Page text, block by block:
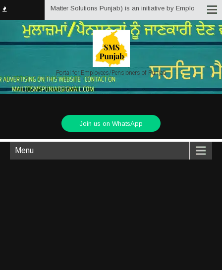
(Service Matter Solutions Punjab) is an initiative by Employees/
Portal for Employees/Pensioners of Punjab
Join us on WhatsApp
Menu